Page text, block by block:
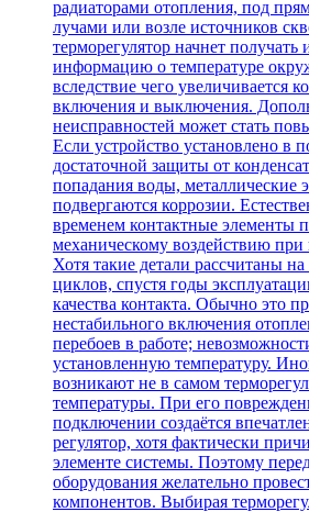
радиаторами отопления, под
лучами или возле источников
терморегулятор начнет
информацию о температуре
вследствие чего увеличивается
включения и выключения.
неисправностей может стать
Если устройство установлено в
достаточной защиты от
попадания воды, металлические
подвергаются коррозии.
временем контактные элементы
механическому воздействию
Хотя такие детали рассчитаны
циклов, спустя годы
качества контакта. Обычно это
нестабильного включения
перебоев в работе;
установленную температуру.
возникают не в самом
температуры. При его
подключении создаётся
регулятор, хотя фактически
элементе системы. Поэтому
оборудования желательно
компонентов. Выбирая